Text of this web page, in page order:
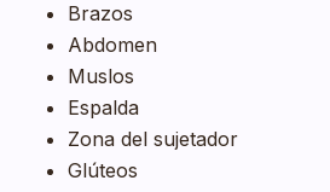
Brazos
Abdomen
Muslos
Espalda
Zona del sujetador
Glúteos